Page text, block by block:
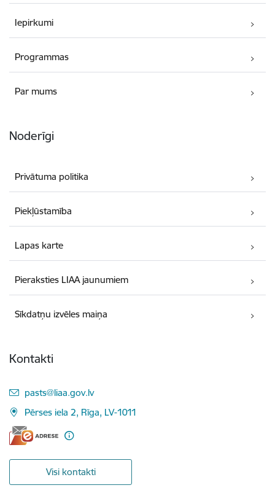
Iepirkumi
Programmas
Par mums
Noderīgi
Privātuma politika
Piekļūstamība
Lapas karte
Pieraksties LIAA jaunumiem
Sīkdatņu izvēles maiņa
Kontakti
E-pasts:
pasts@liaa.gov.lv
Pērses iela 2, Rīga, LV-1011
Visi kontakti